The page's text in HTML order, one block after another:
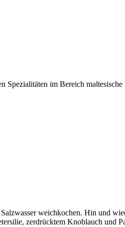
Spezialitäten im Bereich maltesische
weichkochen. Hin und
zerdrücktem Knoblauch und